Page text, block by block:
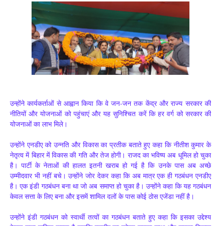
उन्होंने कार्यकर्ताओं से आह्वान किया कि वे जन-जन तक केंद्र और राज्य सरकार की
नीतियों और योजनाओं को पहुंचाएं और यह सुनिश्चित करें कि हर वर्ग को सरकार की
योजनाओं का लाभ मिले।
उन्होंने एनडीए को उन्नति और विकास का प्रतीक बताते हुए कहा कि नीतीश कुमार के
नेतृत्व में बिहार में विकास की गति और तेज होगी। राजद का भविष्य अब धूमिल हो चुका
है। पार्टी के नेताओं की हालत इतनी खराब हो गई है कि उनके पास अब अच्छे
उम्मीदवार भी नहीं बचे। उन्होंने जोर देकर कहा कि अब मात्र एक ही गठबंधन एनडीए
है। एक इंडी गठबंधन बना था जो अब समाप्त हो चुका है। उन्होंने कहा कि यह गठबंधन
केवल सत्ता के लिए बना और इसमें शामिल दलों के पास कोई ठोस एजेंडा नहीं है।
उन्होंने इंडी गठबंधन को स्वार्थी तत्वों का गठबंधन बताते हुए कहा कि इसका उद्देश्य